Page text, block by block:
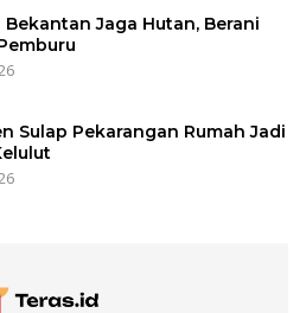
Bekantan Jaga Hutan, Berani
Sulap Pekarangan Rumah Jadi